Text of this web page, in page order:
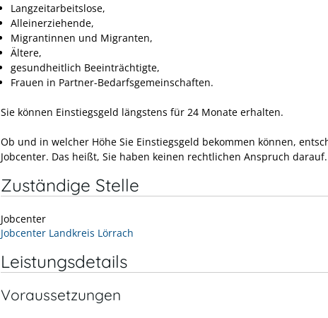
Langzeitarbeitslose,
Alleinerziehende,
Migrantinnen und Migranten,
Ältere,
gesundheitlich Beeinträchtigte,
Frauen in Partner-Bedarfsgemeinschaften.
Sie können Einstiegsgeld längstens für 24 Monate erhalten.
Ob und in welcher Höhe Sie Einstiegsgeld bekommen können,
Jobcenter. Das heißt, Sie haben keinen rechtlichen Anspruch darauf.
Zuständige Stelle
Jobcenter
Jobcenter Landkreis Lörrach
Leistungsdetails
Voraussetzungen